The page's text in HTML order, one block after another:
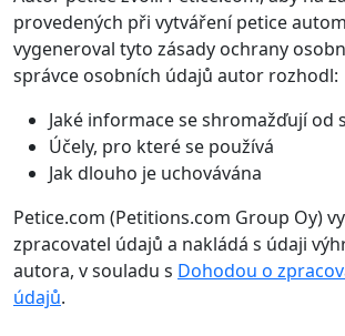
provedených při vytváření petice
vygeneroval tyto zásady ochrany
správce osobních údajů autor rozhodl:
Jaké informace se shromažďují od
Účely, pro které se používá
Jak dlouho je uchovávána
Petice.com (Petitions.com Group Oy)
zpracovatel údajů a nakládá s údaji
autora, v souladu s Dohodou o
údajů.